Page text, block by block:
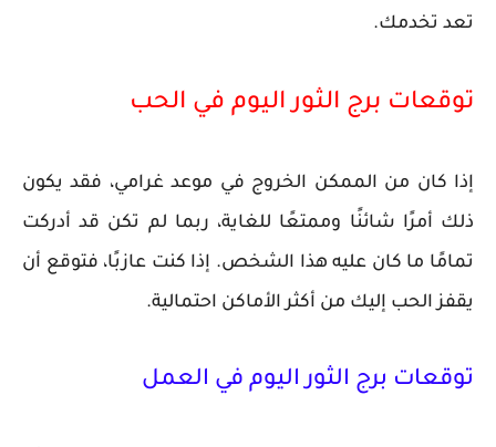
تعد تخدمك.
توقعات برج الثور اليوم في الحب
إذا كان من الممكن الخروج في موعد غرامي، فقد يكون
ذلك أمرًا شائنًا وممتعًا للغاية، ربما لم تكن قد أدركت
تمامًا ما كان عليه هذا الشخص. إذا كنت عازبًا، فتوقع أن
يقفز الحب إليك من أكثر الأماكن احتمالية.
توقعات برج الثور اليوم في العمل